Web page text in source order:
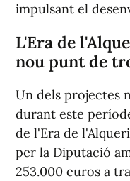
impulsant el
L'Era de
nou punt de
Un dels projectes
durant este
de l'Era de
per la Diputació
253.000 euros a